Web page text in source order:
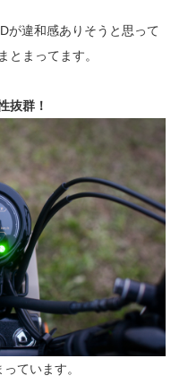
が違和感ありそうと思って
とまってます。
抜群！
ています。